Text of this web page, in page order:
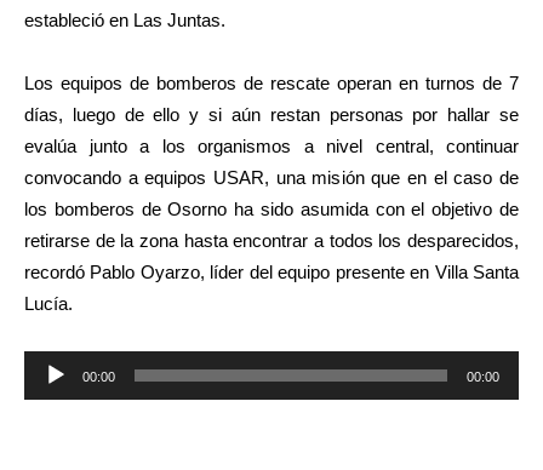
estableció en Las Juntas.
Los equipos de bomberos de rescate operan en turnos de 7
días, luego de ello y si aún restan personas por hallar se
evalúa junto a los organismos a nivel central, continuar
convocando a equipos USAR, una misión que en el caso de
los bomberos de Osorno ha sido asumida con el objetivo de
retirarse de la zona hasta encontrar a todos los desparecidos,
recordó Pablo Oyarzo, líder del equipo presente en Villa Santa
Lucía.
Reproductor
de
00:00 00:00